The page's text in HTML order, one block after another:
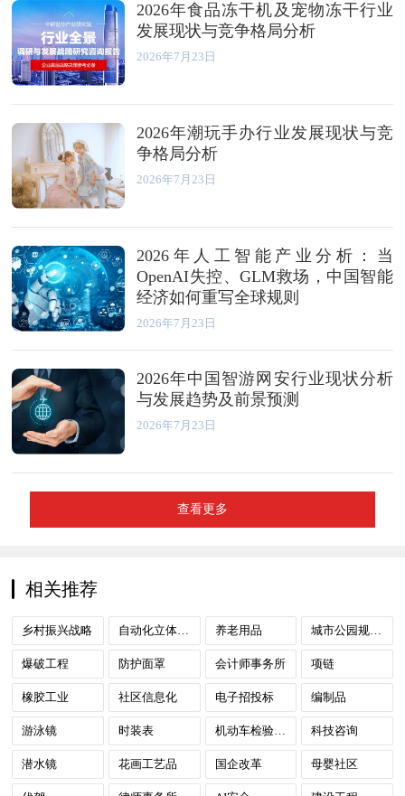
2026年食品冻干机及宠物冻干行业
发展现状与竞争格局分析
2026年7月23日
2026年潮玩手办行业发展现状与竞
争格局分析
2026年7月23日
2026年人工智能产业分析：当
OpenAI失控、GLM救场，中国智能
经济如何重写全球规则
2026年7月23日
2026年中国智游网安行业现状分析
与发展趋势及前景预测
2026年7月23日
查看更多
相关推荐
乡村振兴战略 自动化立体车库 养老用品
爆破工程 防护面罩 会计师事务所 项链
橡胶工业 社区信息化 电子招投标 编制品
游泳镜 时装表 机动车检验检测 科技咨询
潜水镜 花画工艺品 国企改革 母婴社区